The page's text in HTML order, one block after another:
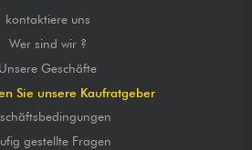
kontaktiere uns
Wer sind wir ?
Unsere Geschäfte
Sie unsere Kaufratgeber
gestellte Fragen